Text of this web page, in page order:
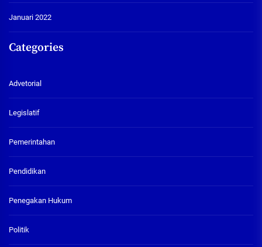
Januari 2022
Categories
Advetorial
Legislatif
Pemerintahan
Pendidikan
Penegakan Hukum
Politik